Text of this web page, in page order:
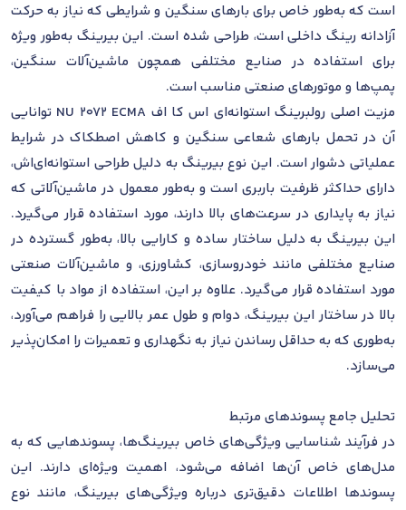
است که به‌طور خاص برای بارهای سنگین و شرایطی که نیاز به حرکت
آزادانه رینگ داخلی است، طراحی شده است. این بیرینگ به‌طور ویژه
برای استفاده در صنایع مختلفی همچون ماشین‌آلات سنگین،
پمپ‌ها و موتورهای صنعتی مناسب است.
مزیت اصلی رولبرینگ استوانه‌ای اس کا اف NU 2072 ECMA توانایی
آن در تحمل بارهای شعاعی سنگین و کاهش اصطکاک در شرایط
عملیاتی دشوار است. این نوع بیرینگ به دلیل طراحی استوانه‌ای‌اش،
دارای حداکثر ظرفیت باربری است و به‌طور معمول در ماشین‌آلاتی که
نیاز به پایداری در سرعت‌های بالا دارند، مورد استفاده قرار می‌گیرد.
این بیرینگ به دلیل ساختار ساده و کارایی بالا، به‌طور گسترده در
صنایع مختلفی مانند خودروسازی، کشاورزی، و ماشین‌آلات صنعتی
مورد استفاده قرار می‌گیرد. علاوه بر این، استفاده از مواد با کیفیت
بالا در ساختار این بیرینگ، دوام و طول عمر بالایی را فراهم می‌آورد،
به‌طوری که به حداقل رساندن نیاز به نگهداری و تعمیرات را امکان‌پذیر
می‌سازد.
تحلیل جامع پسوندهای مرتبط
در فرآیند شناسایی ویژگی‌های خاص بیرینگ‌ها، پسوندهایی که به
مدل‌های خاص آن‌ها اضافه می‌شود، اهمیت ویژه‌ای دارند. این
پسوندها اطلاعات دقیق‌تری درباره ویژگی‌های بیرینگ، مانند نوع